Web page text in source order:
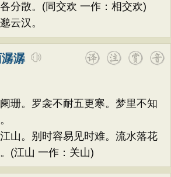
分散。(同交欢 一作：相交欢)
云汉。
潺
珊。罗衾不耐五更寒。梦里不知
山。别时容易见时难。流水落花
(江山 一作：关山)